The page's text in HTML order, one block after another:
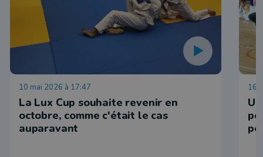
10 mai 2026 à 17:47
La Lux Cup souhaite revenir en
octobre, comme c'était le cas
auparavant
16